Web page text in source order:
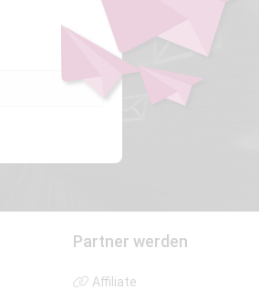
Partner werden
Affiliate